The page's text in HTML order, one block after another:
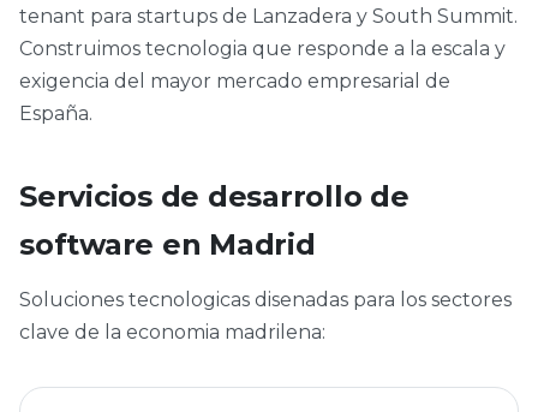
tenant para startups de Lanzadera y South Summit.
Construimos tecnologia que responde a la escala y
exigencia del mayor mercado empresarial de
España.
Servicios de desarrollo de
software en Madrid
Soluciones tecnologicas disenadas para los sectores
clave de la economia madrilena: